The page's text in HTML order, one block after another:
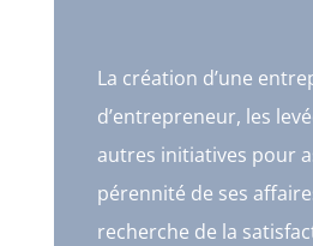
La création d’une
d’entrepreneur, les
autres initiatives pour
pérennité de ses
recherche de la